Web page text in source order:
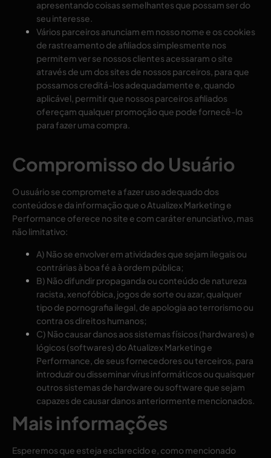
apresentando coisas semelhantes que possam ser do
seu interesse.
Vários parceiros anunciam em nosso nome e os cookies
de rastreamento de afiliados simplesmente nos
permitem ver se nossos clientes acessaram o site
através de um dos sites de nossos parceiros, para que
possamos creditá-los adequadamente e, quando
aplicável, permitir que nossos parceiros afiliados
ofereçam qualquer promoção que pode fornecê-lo
para fazer uma compra.
Compromisso do Usuário
O usuário se compromete a fazer uso adequado dos
conteúdos e da informação que o Atualizex Marketing e
Performance oferece no site e com caráter enunciativo, mas
não limitativo:
A) Não se envolver em atividades que sejam ilegais ou
contrárias à boa fé a à ordem pública;
B) Não difundir propaganda ou conteúdo de natureza
racista, xenofóbica, jogos de sorte ou azar, qualquer
tipo de pornografia ilegal, de apologia ao terrorismo ou
contra os direitos humanos;
C) Não causar danos aos sistemas físicos (hardwares) e
lógicos (softwares) do Atualizex Marketing e
Performance, de seus fornecedores ou terceiros, para
introduzir ou disseminar vírus informáticos ou quaisquer
outros sistemas de hardware ou software que sejam
capazes de causar danos anteriormente mencionados.
Mais informações
Esperemos que esteja esclarecido e, como mencionado